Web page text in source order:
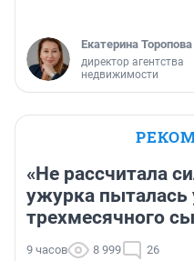
Екатерина Торопова
директор агентства
недвижимости
«Не рассчитала
ужурка пыталась
трехмесячного
9 часов 8 999 26